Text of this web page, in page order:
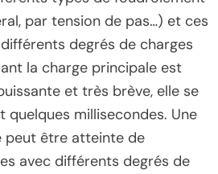
par tension de pas…) et ces
degrés de charges
la charge principale est
et très brève, elle se
quelques millisecondes. Une
peut être atteinte de
avec différents degrés de